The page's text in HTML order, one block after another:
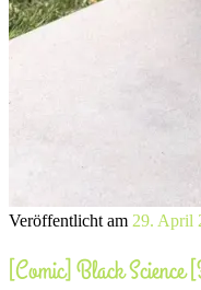
Veröffentlicht am 29. April
[Comic] Black Science